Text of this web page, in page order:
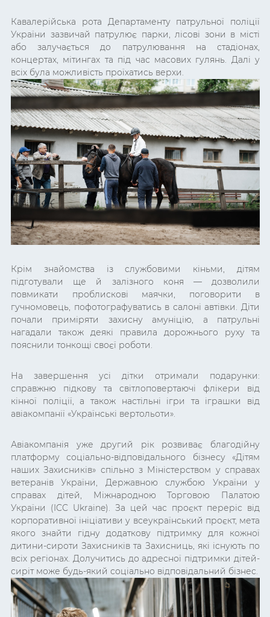
Кавалерійська рота Департаменту патрульної поліції
України зазвичай патрулює парки, лісові зони в місті
або залучається до патрулювання на стадіонах,
концертах, мітингах та під час масових гулянь. Далі у
всіх була можливість проїхатись верхи.
Крім знайомства із службовими кіньми, дітям
підготували ще й залізного коня — дозволили
повмикати проблискові маячки, поговорити в
гучномовець, пофотографуватись в салоні автівки. Діти
почали приміряти захисну амуніцію, а патрульні
нагадали також деякі правила дорожнього руху та
пояснили тонкощі своєї роботи.
На завершення усі дітки отримали подарунки:
справжню підкову та світлоповертаючі флікери від
кінної поліції, а також настільні ігри та іграшки від
авіакомпанії «Українські вертольоти».
Авіакомпанія уже другий рік розвиває благодійну
платформу соціально-відповідального бізнесу «Дітям
наших Захисників» спільно з Міністерством у справах
ветеранів України, Державною службою України у
справах дітей, Міжнародною Торговою Палатою
України (ICC Ukraine). За цей час проєкт переріс від
корпоративної ініціативи у всеукраїнський проєкт, мета
якого знайти гідну додаткову підтримку для кожної
дитини-сироти Захисників та Захисниць, які існують по
всіх регіонах. Долучитись до адресної підтримки дітей-
сиріт може будь-який соціально відповідальний бізнес.